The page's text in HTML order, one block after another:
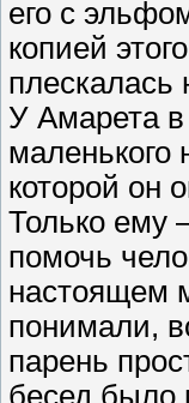
его с
копией
плескалась
У Амарета
маленького
которой он
Только ему
помочь
настоящем
понимали,
парень
бесед было